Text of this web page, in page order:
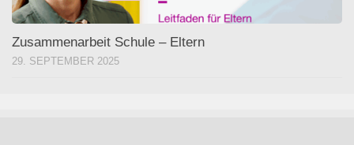
Zusammenarbeit Schule – Eltern
29. SEPTEMBER 2025